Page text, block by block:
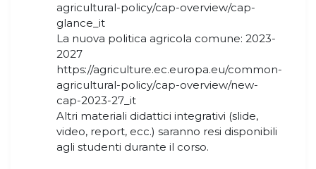
agricultural-policy/cap-overview/cap-
glance_it
La nuova politica agricola comune: 2023-
2027
https://agriculture.ec.europa.eu/common-
agricultural-policy/cap-overview/new-
cap-2023-27_it
Altri materiali didattici integrativi (slide,
video, report, ecc.) saranno resi disponibili
agli studenti durante il corso.